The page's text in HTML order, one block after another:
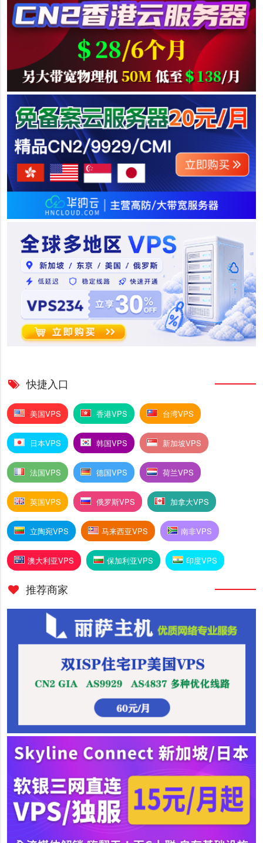
快捷入口
美国VPS 香港VPS 台湾VPS
日本VPS 韩国VPS 新加坡VPS
法国VPS 德国VPS 荷兰VPS
英国VPS 俄罗斯VPS 加拿大VPS
立陶宛VPS 马来西亚VPS 南非VPS
澳大利亚VPS 保加利亚VPS 印度VPS
推荐商家